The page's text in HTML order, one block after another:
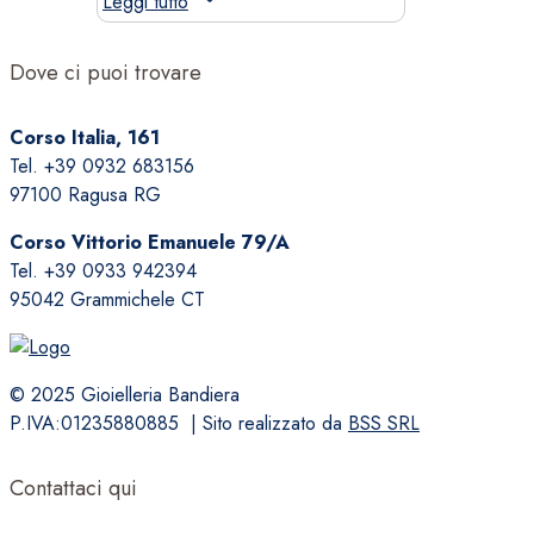
Dove ci puoi trovare
Corso Italia, 161
Tel. +39 0932 683156
97100 Ragusa RG
Corso Vittorio Emanuele 79/A
Tel. +39 0933 942394
95042 Grammichele CT
© 2025 Gioielleria Bandiera
P.IVA:01235880885 | Sito realizzato da BSS SRL
Contattaci qui